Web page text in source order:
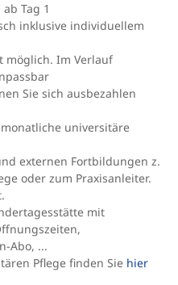
Tag 1
inklusive individuellem
möglich. Im Verlauf
Sie sich ausbezahlen
universitäre
externen Fortbildungen z.
oder zum Praxisanleiter.
mit
Abo, ...
Pflege finden Sie hier